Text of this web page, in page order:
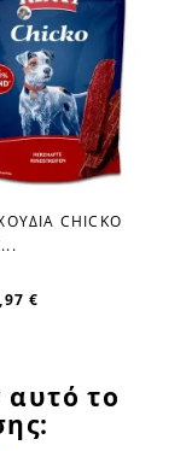
favorite_border
CHICKO
€
το